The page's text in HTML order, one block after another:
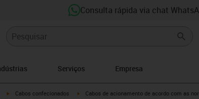
Consulta rápida via chat
Serviços Empresa
igus-icon-arrow-right
Cabos confecionados igus-icon-arrow-right
Cabos de acionamento de acordo com as